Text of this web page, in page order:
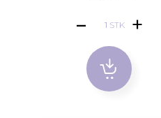
STK